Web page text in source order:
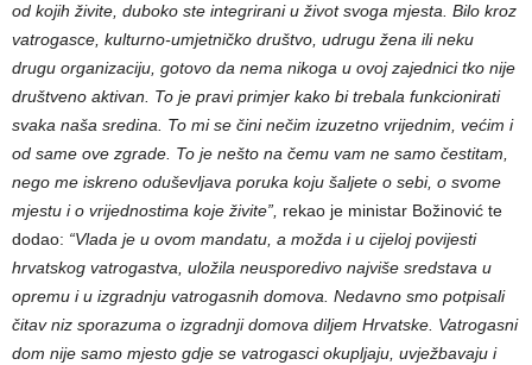
od kojih živite, duboko ste integrirani u život svoga mjesta. Bilo kroz
vatrogasce, kulturno-umjetničko društvo, udrugu žena ili neku
drugu organizaciju, gotovo da nema nikoga u ovoj zajednici tko nije
društveno aktivan. To je pravi primjer kako bi trebala funkcionirati
svaka naša sredina. To mi se čini nečim izuzetno vrijednim, većim i
od same ove zgrade. To je nešto na čemu vam ne samo čestitam,
nego me iskreno oduševljava poruka koju šaljete o sebi, o svome
mjestu i o vrijednostima koje živite”, rekao je ministar Božinović te
dodao: “Vlada je u ovom mandatu, a možda i u cijeloj povijesti
hrvatskog vatrogastva, uložila neusporedivo najviše sredstava u
opremu i u izgradnju vatrogasnih domova. Nedavno smo potpisali
čitav niz sporazuma o izgradnji domova diljem Hrvatske. Vatrogasni
dom nije samo mjesto gdje se vatrogasci okupljaju, uvježbavaju i